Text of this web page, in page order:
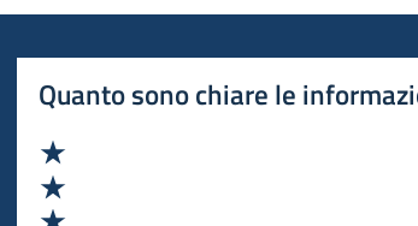
Quanto sono chiare le